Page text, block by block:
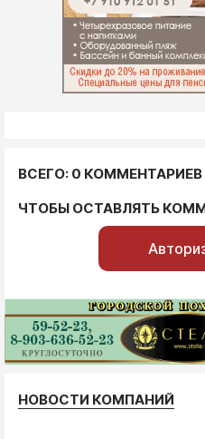
ВСЕГО: 0 КОММЕНТАРИЕВ
ЧТОБЫ ОСТАВЛЯТЬ
НОВОСТИ КОМПАНИЙ